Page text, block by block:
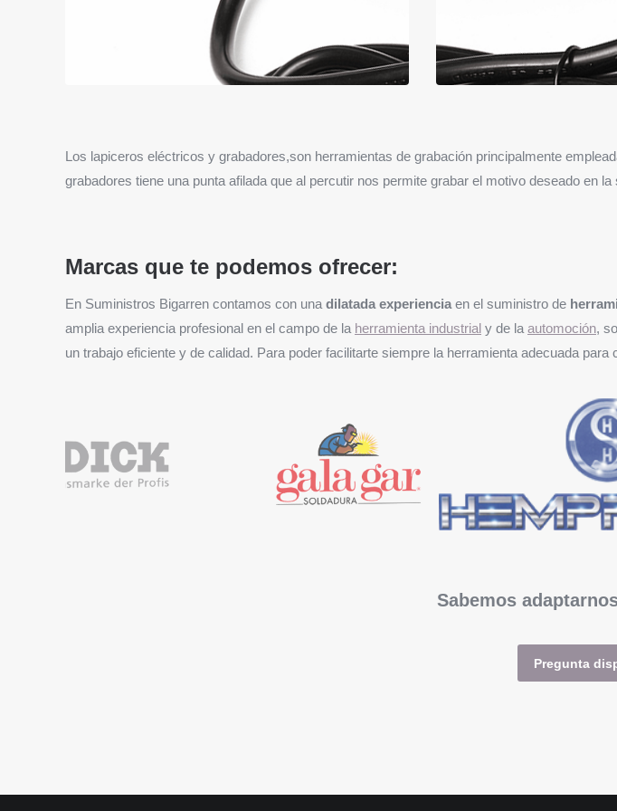
Los lapiceros eléctricos y grabadores,son herramientas de grabación principalmente
grabadores tiene una punta afilada que al percutir nos permite grabar el motivo deseado en
Marcas que te podemos ofrecer:
En Suministros Bigarren contamos con una dilatada experiencia en el suministro de
amplia experiencia profesional en el campo de la herramienta industrial y de la automoción,
un trabajo eficiente y de calidad. Para poder facilitarte siempre la herramienta adecuada
Sabemos
Pregunta